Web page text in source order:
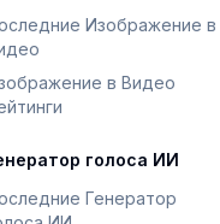
Изображение в
в Видео
голоса ИИ
Генератор